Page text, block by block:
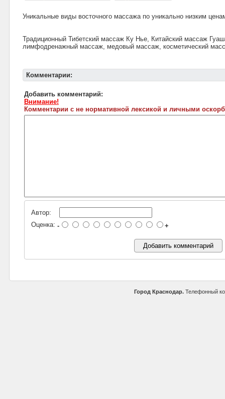
Уникальные виды восточного массажа по уникально низким
Традиционный Тибетский массаж Ку Нье, Китайский массаж
лимфодренажный массаж, медовый массаж, косметический
Комментарии:
Добавить комментарий:
Внимание!
Комментарии с не нормативной лексикой и личными
Автор:
Оценка: - +
Город Краснодар. Телефонный